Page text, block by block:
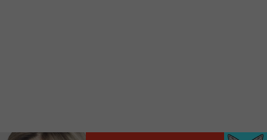
locale vous sont maintenant accessibles en un clic!